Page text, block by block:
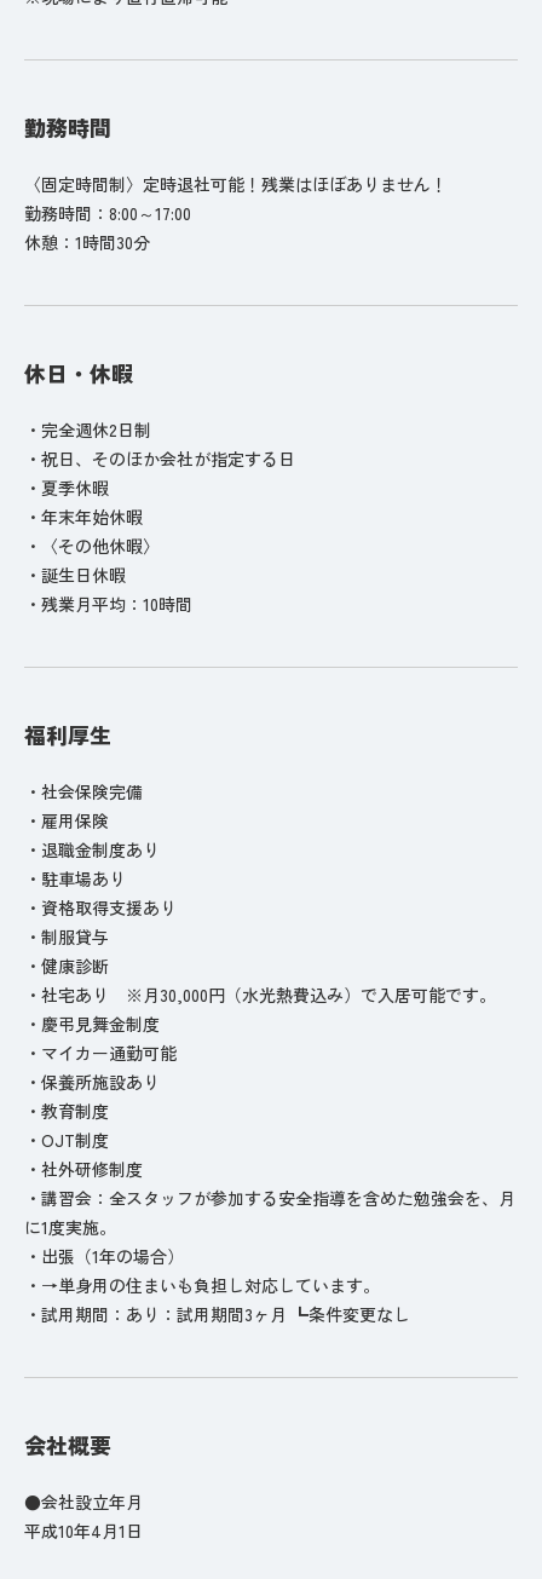
勤務時間
〈固定時間制〉定時退社可能！残業はほぼありません！
勤務時間：8:00～17:00
休憩：1時間30分
休日・休暇
・完全週休2日制
・祝日、そのほか会社が指定する日
・夏季休暇
・年末年始休暇
・〈その他休暇〉
・誕生日休暇
・残業月平均：10時間
福利厚生
・社会保険完備
・雇用保険
・退職金制度あり
・駐車場あり
・資格取得支援あり
・制服貸与
・健康診断
・社宅あり ※月30,000円（水光熱費込み）で入居可能です。
・慶弔見舞金制度
・マイカー通勤可能
・保養所施設あり
・教育制度
・OJT制度
・社外研修制度
・講習会：全スタッフが参加する安全指導を含めた勉強会を、月
に1度実施。
・出張（1年の場合）
・→単身用の住まいも負担し対応しています。
・試用期間：あり：試用期間3ヶ月 ┗条件変更なし
会社概要
●会社設立年月
平成10年4月1日